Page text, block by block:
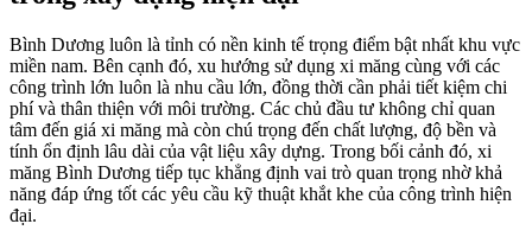
Bình Dương luôn là tỉnh có nền kinh tế trọng điểm bật nhất khu vực
miền nam. Bên cạnh đó, xu hướng sử dụng xi măng cùng với các
công trình lớn luôn là nhu cầu lớn, đồng thời cần phải tiết kiệm chi
phí và thân thiện với môi trường. Các chủ đầu tư không chỉ quan
tâm đến giá xi măng mà còn chú trọng đến chất lượng, độ bền và
tính ổn định lâu dài của vật liệu xây dựng. Trong bối cảnh đó, xi
măng Bình Dương tiếp tục khẳng định vai trò quan trọng nhờ khả
năng đáp ứng tốt các yêu cầu kỹ thuật khắt khe của công trình hiện
đại.